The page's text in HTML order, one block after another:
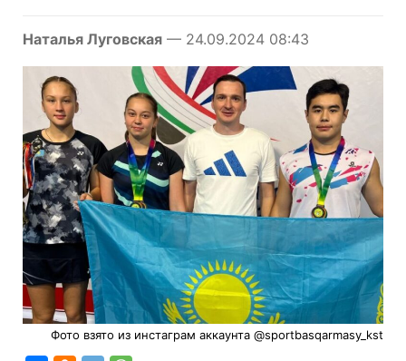
Наталья Луговская — 24.09.2024 08:43
Фото взято из инстаграм аккаунта @sportbasqarmasy_kst